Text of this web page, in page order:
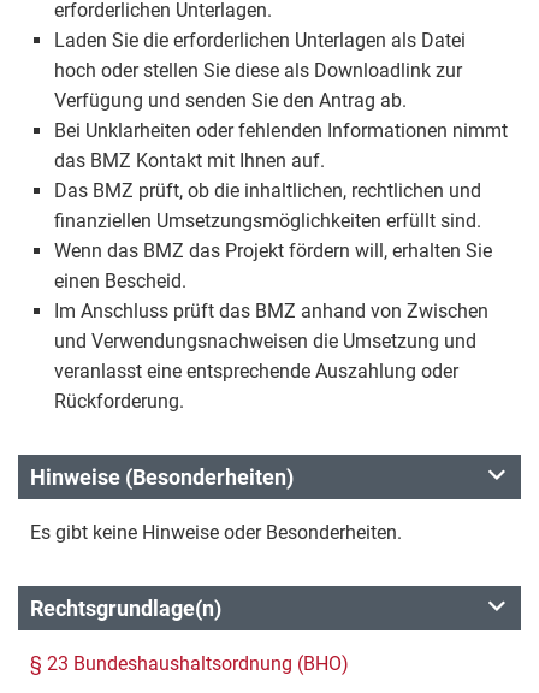
erforderlichen Unterlagen.
Laden Sie die erforderlichen Unterlagen als Datei
hoch oder stellen Sie diese als Downloadlink zur
Verfügung und senden Sie den Antrag ab.
Bei Unklarheiten oder fehlenden Informationen nimmt
das BMZ Kontakt mit Ihnen auf.
Das BMZ prüft, ob die inhaltlichen, rechtlichen und
finanziellen Umsetzungsmöglichkeiten erfüllt sind.
Wenn das BMZ das Projekt fördern will, erhalten Sie
einen Bescheid.
Im Anschluss prüft das BMZ anhand von Zwischen
und Verwendungsnachweisen die Umsetzung und
veranlasst eine entsprechende Auszahlung oder
Rückforderung.
Hinweise (Besonderheiten)
Es gibt keine Hinweise oder Besonderheiten.
Rechtsgrundlage(n)
§ 23 Bundeshaushaltsordnung (BHO)